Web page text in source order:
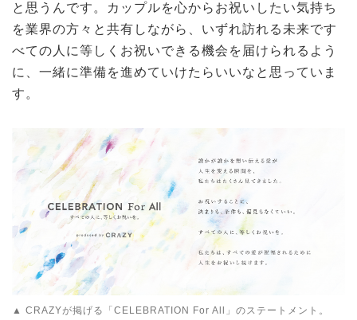
と思うんです。カップルを心からお祝いしたい気持ち
を業界の方々と共有しながら、いずれ訪れる未来です
べての人に等しくお祝いできる機会を届けられるよう
に、一緒に準備を進めていけたらいいなと思っていま
す。
▲ CRAZYが掲げる「CELEBRATION For All」のステートメント。